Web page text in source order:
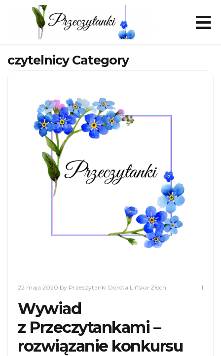
czytelnicy Category
22 maja 2020 by Przeczytanki Dorota Lińska-Złoch 1
Wywiad
z Przeczytankami –
rozwiązanie konkursu